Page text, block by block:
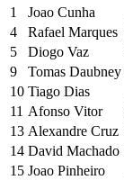
1
Joao Cunha
4
Rafael Marques
5
Diogo Vaz
9
Tomas Daubney
10 Tiago Dias
11 Afonso Vitor
13 Alexandre Cruz
14 David Machado
15 Joao Pinheiro